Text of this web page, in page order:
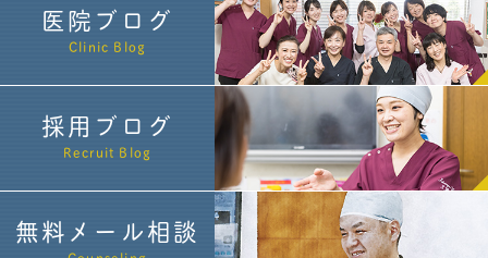
医院ブログ
Clinic Blog
採用ブログ
Recruit Blog
無料メール相談